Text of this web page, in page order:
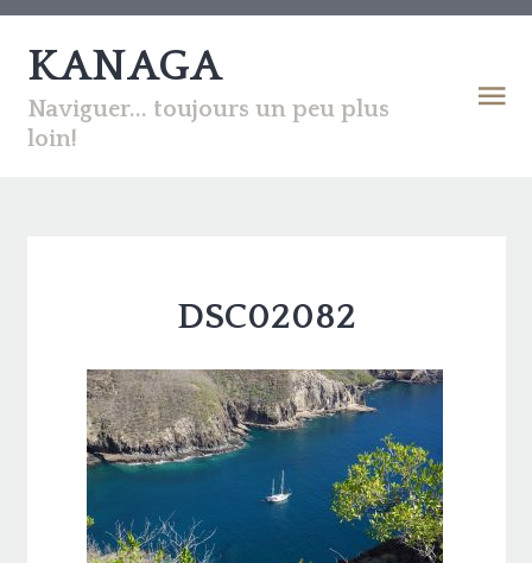
KANAGA
Naviguer... toujours un peu plus
loin!
DSC02082